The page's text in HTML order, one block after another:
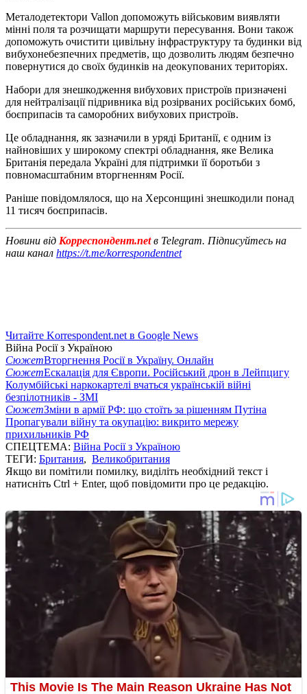
Металодетектори Vallon допоможуть військовим виявляти
мінні поля та розчищати маршрути пересування. Вони також
допоможуть очистити цивільну інфраструктуру та будинки від
вибухонебезпечних предметів, що дозволить людям безпечно
повернутися до своїх будинків на деокупованих територіях.
Набори для знешкодження вибухових пристроїв призначені
для нейтралізації підривника від розірваних російських бомб,
боєприпасів та саморобних вибухових пристроїв.
Це обладнання, як зазначили в уряді Британії, є одним із
найновіших у широкому спектрі обладнання, яке Велика
Британія передала Україні для підтримки її боротьби з
повномасштабним вторгненням Росії.
Раніше повідомлялося, що на Херсонщині знешкодили понад
11 тисяч боєприпасів.
Новини від Корреспондент.netв Telegram. Підписуйтесь на
наш канал https://t.me/korrespondentnet
Читайте Korrespondent.net в Google News
Війна Росії з Україною
СюжетВторгнення Росії в Україну. Онлайн
СюжетЕскалація для Європи. Російський дрон в Лейпцигу
Колумбійські наркокартелі вчаться українській війні
безпілотників - ЗМІ
СюжетЗміни в армії РФ: що стоїть за рішенням Путіна
Пропагували війну та окупацію: викрито мережу
прихильників РФ
СПЕЦТЕМА: Війна Росії з Україною
ТЕГИ: Британия, Великобритания
Якщо ви помітили помилку, виділіть необхідний текст і
натисніть Ctrl + Enter, щоб повідомити про це редакцію.